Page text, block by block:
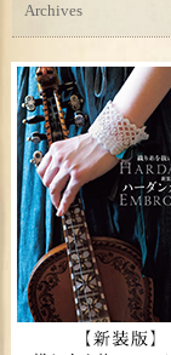
Archives